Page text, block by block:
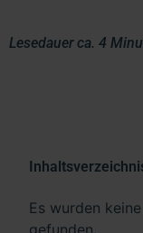
Lesedauer ca. 4
Es wurden